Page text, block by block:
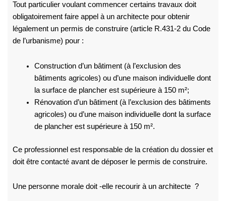
Tout particulier voulant commencer certains travaux doit
obligatoirement faire appel à un architecte pour obtenir
légalement un permis de construire (article R.431-2 du Code
de l’urbanisme) pour :
Construction d’un bâtiment (à l’exclusion des
bâtiments agricoles) ou d’une maison individuelle dont
la surface de plancher est supérieure à 150 m²;
Rénovation d’un bâtiment (à l’exclusion des bâtiments
agricoles) ou d’une maison individuelle dont la surface
de plancher est supérieure à 150 m².
Ce professionnel est responsable de la création du dossier et
doit être contacté avant de déposer le permis de construire.
Une personne morale doit -elle recourir à un architecte ?